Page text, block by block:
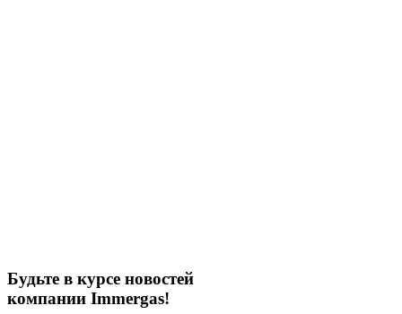
Будьте в курсе новостей
компании Immergas!